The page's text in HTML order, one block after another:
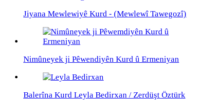
Jiyana Mewlewiyê Kurd - (Mewlewî Tawegozî)
Nimûneyek ji Pêwendiyên Kurd û Ermeniyan
Balerîna Kurd Leyla Bedirxan / Zerdüşt Öztürk